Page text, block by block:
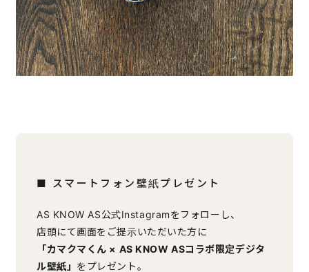
■ スマートフォン壁紙プレゼント
AS KNOW AS公式Instagramをフォローし、
店頭にて画面をご提示いただいた方に
「カマクマくん × AS KNOW ASコラボ限定デジタ
ル壁紙」 をプレゼント。